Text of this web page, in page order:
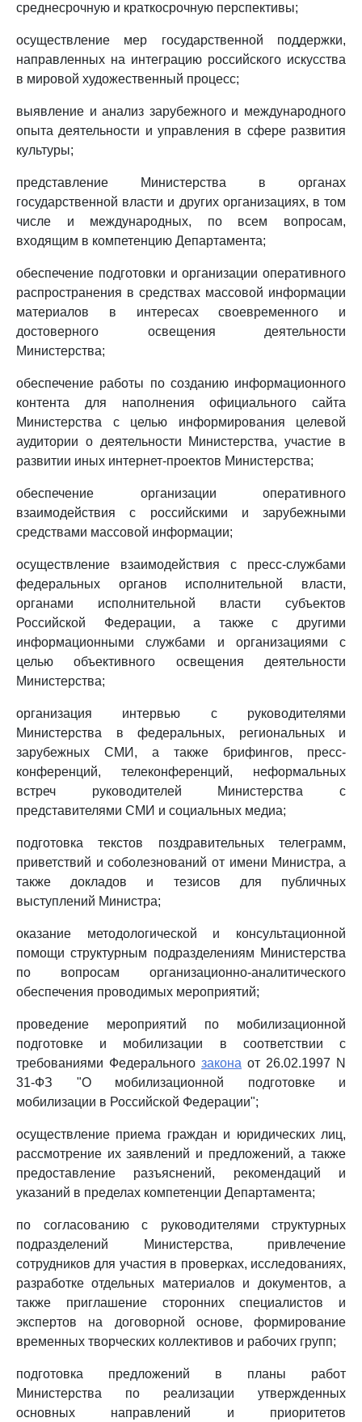
среднесрочную и краткосрочную перспективы;
осуществление мер государственной поддержки,
направленных на интеграцию российского искусства
в мировой художественный процесс;
выявление и анализ зарубежного и международного
опыта деятельности и управления в сфере развития
культуры;
представление Министерства в органах
государственной власти и других организациях, в том
числе и международных, по всем вопросам,
входящим в компетенцию Департамента;
обеспечение подготовки и организации оперативного
распространения в средствах массовой информации
материалов в интересах своевременного и
достоверного освещения деятельности
Министерства;
обеспечение работы по созданию информационного
контента для наполнения официального сайта
Министерства с целью информирования целевой
аудитории о деятельности Министерства, участие в
развитии иных интернет-проектов Министерства;
обеспечение организации оперативного
взаимодействия с российскими и зарубежными
средствами массовой информации;
осуществление взаимодействия с пресс-службами
федеральных органов исполнительной власти,
органами исполнительной власти субъектов
Российской Федерации, а также с другими
информационными службами и организациями с
целью объективного освещения деятельности
Министерства;
организация интервью с руководителями
Министерства в федеральных, региональных и
зарубежных СМИ, а также брифингов, пресс-
конференций, телеконференций, неформальных
встреч руководителей Министерства с
представителями СМИ и социальных медиа;
подготовка текстов поздравительных телеграмм,
приветствий и соболезнований от имени Министра, а
также докладов и тезисов для публичных
выступлений Министра;
оказание методологической и консультационной
помощи структурным подразделениям Министерства
по вопросам организационно-аналитического
обеспечения проводимых мероприятий;
проведение мероприятий по мобилизационной
подготовке и мобилизации в соответствии с
требованиями Федерального закона от 26.02.1997 N
31-ФЗ "О мобилизационной подготовке и
мобилизации в Российской Федерации";
осуществление приема граждан и юридических лиц,
рассмотрение их заявлений и предложений, а также
предоставление разъяснений, рекомендаций и
указаний в пределах компетенции Департамента;
по согласованию с руководителями структурных
подразделений Министерства, привлечение
сотрудников для участия в проверках, исследованиях,
разработке отдельных материалов и документов, а
также приглашение сторонних специалистов и
экспертов на договорной основе, формирование
временных творческих коллективов и рабочих групп;
подготовка предложений в планы работ
Министерства по реализации утвержденных
основных направлений и приоритетов